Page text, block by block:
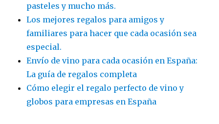
pasteles y mucho más.
Los mejores regalos para amigos y
familiares para hacer que cada ocasión sea
especial.
Envío de vino para cada ocasión en España:
La guía de regalos completa
Cómo elegir el regalo perfecto de vino y
globos para empresas en España